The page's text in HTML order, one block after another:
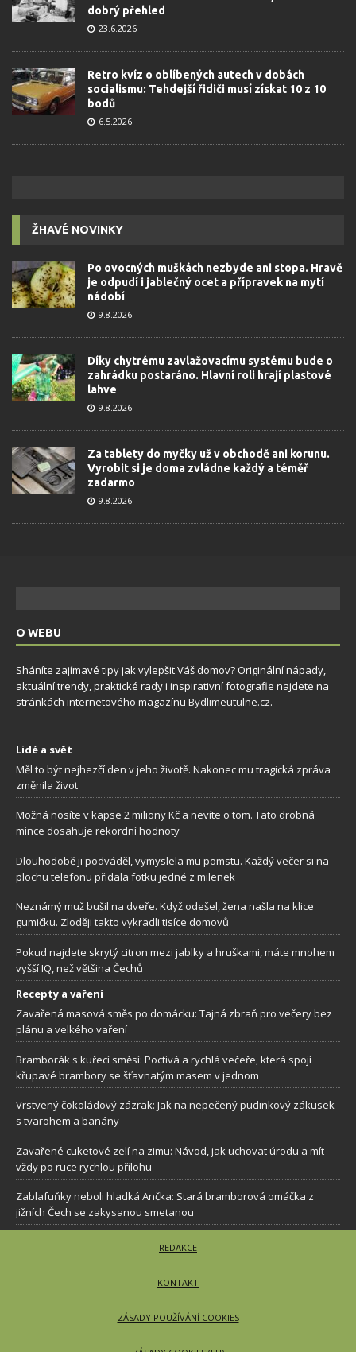
dobrý přehled
23.6.2026
Retro kvíz o oblíbených autech v dobách
socialismu: Tehdejší řidiči musí získat 10 z 10
bodů
6.5.2026
ŽHAVÉ NOVINKY
Po ovocných muškách nezbyde ani stopa. Hravě
je odpudí i jablečný ocet a přípravek na mytí
nádobí
9.8.2026
Díky chytrému zavlažovacímu systému bude o
zahrádku postaráno. Hlavní roli hrají plastové
lahve
9.8.2026
Za tablety do myčky už v obchodě ani korunu.
Vyrobit si je doma zvládne každý a téměř
zadarmo
9.8.2026
O WEBU
Sháníte zajímavé tipy jak vylepšit Váš domov? Originální nápady,
aktuální trendy, praktické rady i inspirativní fotografie najdete na
stránkách internetového magazínu Bydlimeutulne.cz.
Lidé a svět
Měl to být nejhezčí den v jeho životě. Nakonec mu tragická zpráva
změnila život
Možná nosíte v kapse 2 miliony Kč a nevíte o tom. Tato drobná
mince dosahuje rekordní hodnoty
Dlouhodobě ji podváděl, vymyslela mu pomstu. Každý večer si na
plochu telefonu přidala fotku jedné z milenek
Neznámý muž bušil na dveře. Když odešel, žena našla na klice
gumičku. Zloději takto vykradli tisíce domovů
Pokud najdete skrytý citron mezi jablky a hruškami, máte mnohem
vyšší IQ, než většina Čechů
Recepty a vaření
Zavařená masová směs po domácku: Tajná zbraň pro večery bez
plánu a velkého vaření
Bramborák s kuřecí směsí: Poctivá a rychlá večeře, která spojí
křupavé brambory se šťavnatým masem v jednom
Vrstvený čokoládový zázrak: Jak na nepečený pudinkový zákusek
s tvarohem a banány
Zavařené cuketové zelí na zimu: Návod, jak uchovat úrodu a mít
vždy po ruce rychlou přílohu
Zablafuňky neboli hladká Ančka: Stará bramborová omáčka z
jižních Čech se zakysanou smetanou
REDAKCE
KONTAKT
ZÁSADY POUŽÍVÁNÍ COOKIES